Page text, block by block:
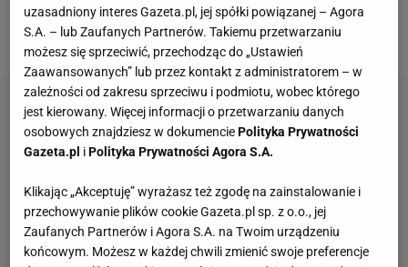
zamiar śledzić w fazie grupowej - napisał Russell
Crowe na swoim oficjalnym koncie na Twitterze.
uzasadniony interes Gazeta.pl, jej spółki powiązanej – Agora
S.A. – lub Zaufanych Partnerów. Takiemu przetwarzaniu
możesz się sprzeciwić, przechodząc do „Ustawień
Zaawansowanych” lub przez kontakt z administratorem – w
zależności od zakresu sprzeciwu i podmiotu, wobec którego
jest kierowany. Więcej informacji o przetwarzaniu danych
osobowych znajdziesz w dokumenciePolityka Prywatności
Gazeta.pl iPolityka Prywatności Agora S.A.
Klikając „Akceptuję” wyrażasz też zgodę na zainstalowanie i
przechowywanie plików cookie Gazeta.pl sp. z o.o., jej
Zaufanych Partnerów i Agora S.A. na Twoim urządzeniu
końcowym. Możesz w każdej chwili zmienić swoje preferencje